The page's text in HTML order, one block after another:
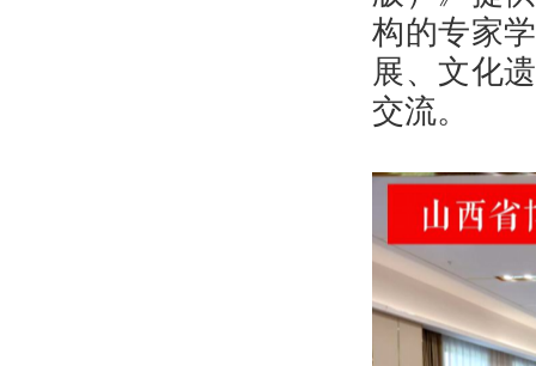
房产
健康科普
构的专家
展、文化
交流。